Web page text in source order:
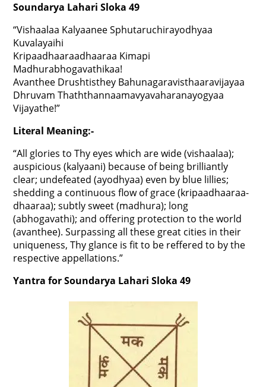
Soundarya Lahari Sloka 49
“Vishaalaa Kalyaanee Sphutaruchirayodhyaa
Kuvalayaihi
Kripaadhaaraadhaaraa Kimapi
Madhurabhogavathikaa!
Avanthee Drushtisthey Bahunagaravisthaaravijayaa
Dhruvam Thaththannaamavyavaharanayogyaa
Vijayathe!”
Literal Meaning:-
“All glories to Thy eyes which are wide (vishaalaa);
auspicious (kalyaani) because of being brilliantly
clear; undefeated (ayodhyaa) even by blue lillies;
shedding a continuous flow of grace (kripaadhaaraa-
dhaaraa); subtly sweet (madhura); long
(abhogavathi); and offering protection to the world
(avanthee). Surpassing all these great cities in their
uniqueness, Thy glance is fit to be reffered to by the
respective appellations.”
Yantra for Soundarya Lahari Sloka 49